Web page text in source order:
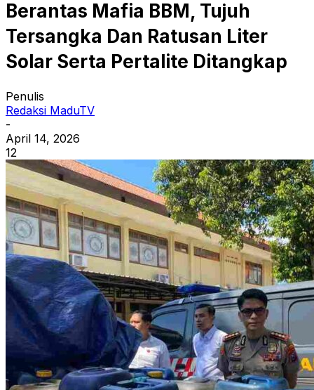
Berantas Mafia BBM, Tujuh
Tersangka Dan Ratusan Liter
Solar Serta Pertalite Ditangkap
Penulis
Redaksi MaduTV
-
April 14, 2026
12